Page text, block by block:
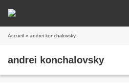
Accueil » andrei konchalovsky
andrei konchalovsky